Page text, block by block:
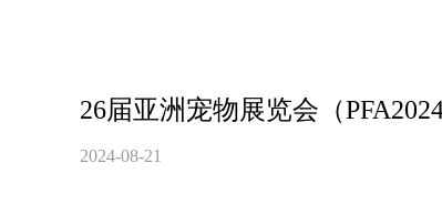
26届亚洲宠物展览会（PFA2024
2024-08-21